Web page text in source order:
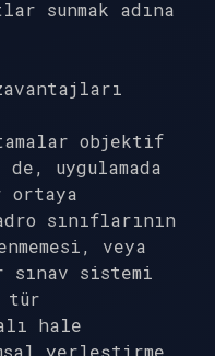
sunmak adına
objektif
uygulamada
ortaya
sınıflarının
veya
sistemi
tür
hale
yerleştirme